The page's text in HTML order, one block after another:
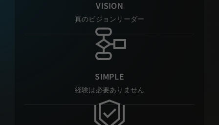
VISION
真のビジョンリーダー
SIMPLE
経験は必要ありません